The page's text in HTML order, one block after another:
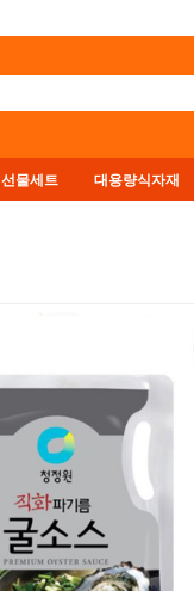
선물세트 대용량식자재